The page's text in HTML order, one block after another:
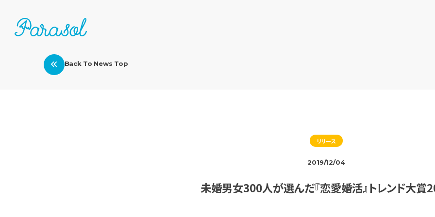
Back To News Top
リリース
2019/12/04
未婚男女300人が選んだ『恋愛婚活』トレンド大賞